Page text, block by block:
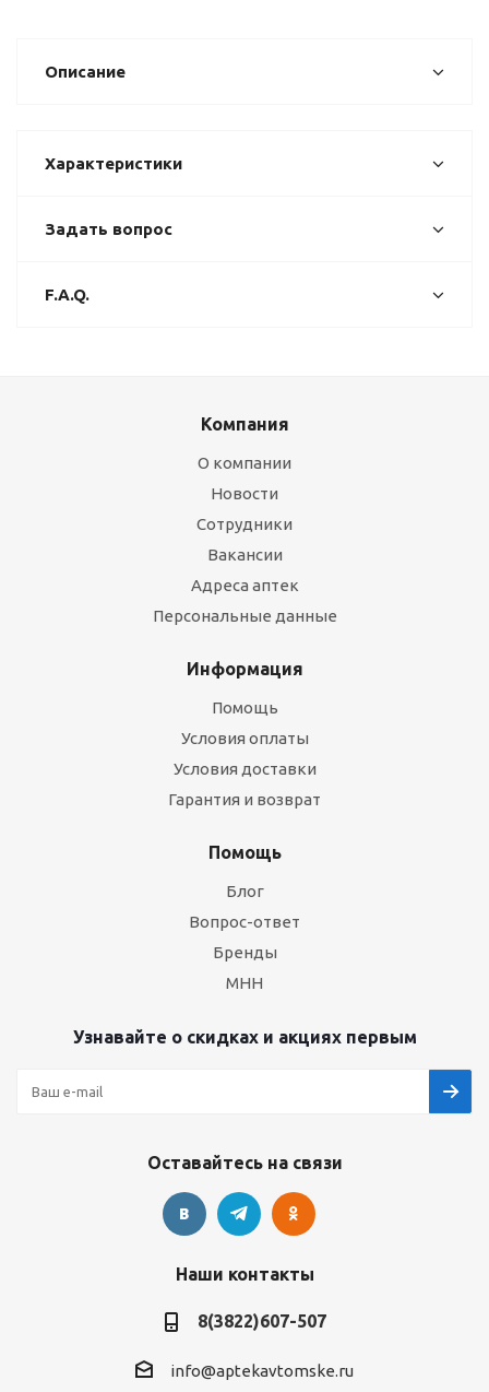
Описание
Характеристики
Задать вопрос
F.A.Q.
Компания
О компании
Новости
Сотрудники
Вакансии
Адреса аптек
Персональные данные
Информация
Помощь
Условия оплаты
Условия доставки
Гарантия и возврат
Помощь
Блог
Вопрос-ответ
Бренды
МНН
Узнавайте о скидках и акциях первым
Оставайтесь на связи
Наши контакты
8(3822)607-507
info@aptekavtomske.ru